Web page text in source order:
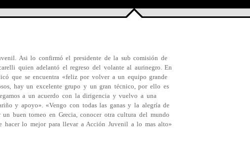
Asi lo confirmó el presidente de la sub comisión de
quien adelantó el regreso del volante al aurinegro. En
que se encuentra «feliz por volver a un equipo grande
hay un excelente grupo y un gran técnico, por ello es
a un acuerdo con la dirigencia y vuelvo a una
y apoyo». «Vengo con todas las ganas y la alegría de
buen torneo en Grecia, conocer otra cultura del mundo
hacer lo mejor para llevar a Acción Juvenil a lo mas alto»